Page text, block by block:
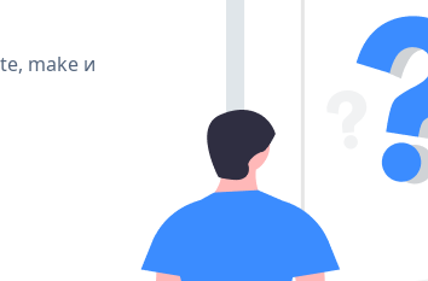
make и